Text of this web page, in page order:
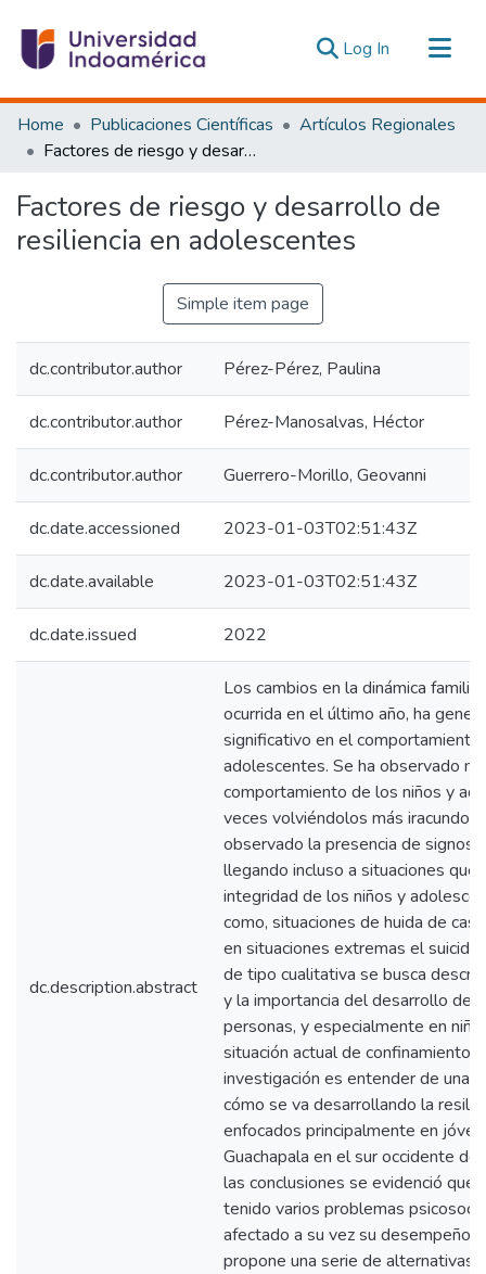
Log In (current)
Communities & Collections
All of DSpace
Estadísticas Externas
Home Publicaciones Científicas
Artículos Regionales
Factores de riesgo y desarrollo de resiliencia en adolescentes
Factores de riesgo y desarrollo de
resiliencia en adolescentes
Simple item page
dc.contributor.author Pérez-Pérez, Paulina
dc.contributor.author Pérez-Manosalvas, Héctor
dc.contributor.author Guerrero-Morillo, Geovanni
dc.date.accessioned 2023-01-03T02:51:43Z
dc.date.available 2023-01-03T02:51:43Z
dc.date.issued 2022
dc.description.abstract
Los cambios en la dinámica
ocurrida en el último año, ha
significativo en el comportamiento
adolescentes. Se ha observado
comportamiento de los niños y
veces volviéndolos más
observado la presencia de signos
llegando incluso a situaciones
integridad de los niños y
como, situaciones de huida de
en situaciones extremas el
de tipo cualitativa se busca
y la importancia del desarrollo de
personas, y especialmente en
situación actual de confinamiento.
investigación es entender de una
cómo se va desarrollando la
enfocados principalmente en
Guachapala en el sur occidente
las conclusiones se evidenció que
tenido varios problemas
afectado a su vez su desempeño
propone una serie de alternativas